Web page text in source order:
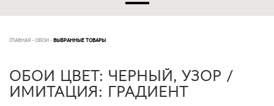
ГЛАВНАЯ - ОБОИ - ВЫБРАННЫЕ ТОВАРЫ
ОБОИ ЦВЕТ: ЧЕРНЫЙ, УЗОР /
ИМИТАЦИЯ: ГРАДИЕНТ